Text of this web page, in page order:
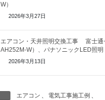
W）
2026年3月27日
エアコン・天井照明交換工事 富士通
AH252M-W）、パナソニックLED照明
2026年3月13日
エアコン 、 電気工事施工例 、